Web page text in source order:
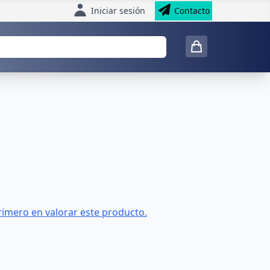
Iniciar sesión Contacto
en valorar este producto.